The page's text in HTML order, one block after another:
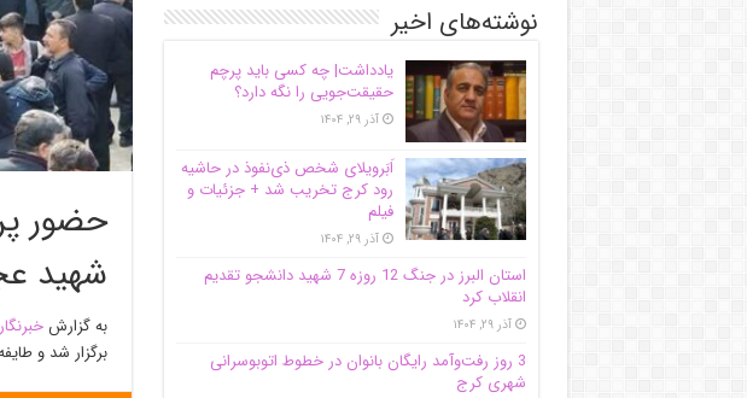
حضور
شهید
به گزارش
برگزار شد و
نوشته‌های اخیر
یادداشت| ‌چه کسی باید پرچم
حقیقت‌جویی را نگه دارد؟
آذر ۲۹, ۱۴۰۴
اَبَر‌ویلای شخص ذی‌نفوذ در حاشیه‌
رود کرج تخریب شد + جزئیات و
فیلم
آذر ۲۹, ۱۴۰۴
استان البرز در جنگ 12 روزه 7 شهید دانشجو تقدیم
انقلاب کرد
آذر ۲۹, ۱۴۰۴
3 روز رفت‌وآمد رایگان بانوان در خطوط اتوبوسرانی
شهری کرج